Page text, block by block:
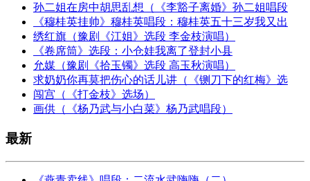
孙二姐在房中胡思乱想（《李豁子离婚》孙二姐唱段
《穆桂英挂帅》穆桂英唱段：穆桂英五十三岁我又出
绣红旗（豫剧《江姐》选段 李金枝演唱）
《卷席筒》选段：小仓娃我离了登封小县
允媒（豫剧《拾玉镯》选段 高玉秋演唱）
求奶奶你再莫把伤心的话儿讲（《铡刀下的红梅》选
闯宫（《打金枝》选场）
画供（《杨乃武与小白菜》杨乃武唱段）
最新